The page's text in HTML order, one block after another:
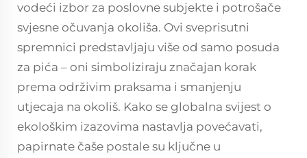
vodeći izbor za poslovne subjekte i potrošače
svjesne očuvanja okoliša. Ovi sveprisutni
spremnici predstavljaju više od samo posuda
za pića – oni simboliziraju značajan korak
prema održivim praksama i smanjenju
utjecaja na okoliš. Kako se globalna svijest o
ekološkim izazovima nastavlja povećavati,
papirnate čaše postale su ključne u